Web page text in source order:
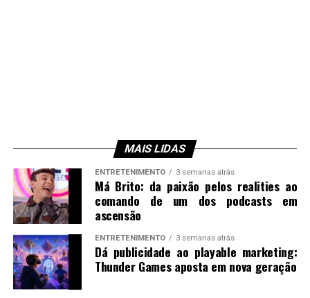
MAIS LIDAS
ENTRETENIMENTO 3 semanas atrás
Má Brito: da paixão pelos realities ao
comando de um dos podcasts em
ascensão
ENTRETENIMENTO 3 semanas atrás
Dá publicidade ao playable marketing:
Thunder Games aposta em nova geração